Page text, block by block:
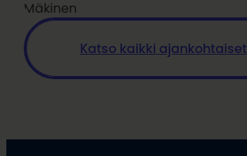
Mäkinen
Katso kaikki ajankohtaiset